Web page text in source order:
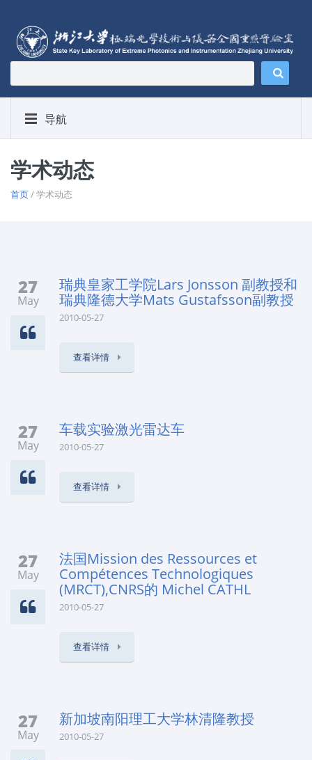
导航
学术动态
首页/ 学术动态
27
May
瑞典皇家工学院Lars Jonsson 副教授和
瑞典隆德大学Mats Gustafsson副教授
2010-05-27
查看详情
27
May
车载实验激光雷达车
2010-05-27
查看详情
27
May
法国Mission des Ressources et
Compétences Technologiques
(MRCT),CNRS的 Michel CATHL
2010-05-27
查看详情
27
May
新加坡南阳理工大学林清隆教授
2010-05-27